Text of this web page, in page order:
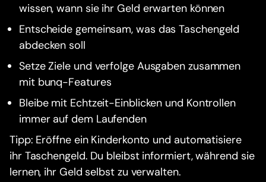
wissen, wann sie ihr Geld erwarten können
Entscheide gemeinsam, was das Taschengeld
abdecken soll
Setze Ziele und verfolge Ausgaben zusammen
mit bunq-Features
Bleibe mit Echtzeit-Einblicken und Kontrollen
immer auf dem Laufenden
Tipp: Eröffne ein Kinderkonto und automatisiere
ihr Taschengeld. Du bleibst informiert, während sie
lernen, ihr Geld selbst zu verwalten.